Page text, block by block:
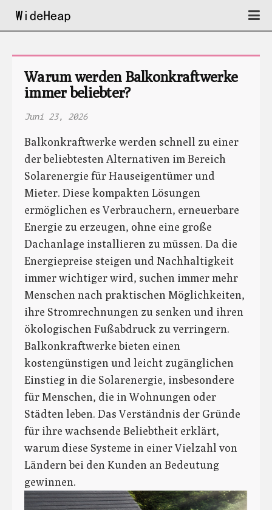
Warum werden Balkonkraftwerke
immer beliebter?
Juni 23, 2026
Balkonkraftwerke werden schnell zu einer
der beliebtesten Alternativen im Bereich
Solarenergie für Hauseigentümer und
Mieter. Diese kompakten Lösungen
ermöglichen es Verbrauchern, erneuerbare
Energie zu erzeugen, ohne eine große
Dachanlage installieren zu müssen. Da die
Energiepreise steigen und Nachhaltigkeit
immer wichtiger wird, suchen immer mehr
Menschen nach praktischen Möglichkeiten,
ihre Stromrechnungen zu senken und ihren
ökologischen Fußabdruck zu verringern.
Balkonkraftwerke bieten einen
kostengünstigen und leicht zugänglichen
Einstieg in die Solarenergie, insbesondere
für Menschen, die in Wohnungen oder
Städten leben. Das Verständnis der Gründe
für ihre wachsende Beliebtheit erklärt,
warum diese Systeme in einer Vielzahl von
Ländern bei den Kunden an Bedeutung
gewinnen.